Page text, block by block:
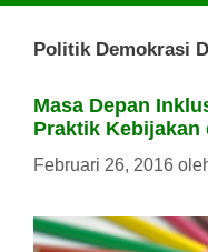
Politik Demokrasi
Masa Depan
Praktik
Februari 26, 2016